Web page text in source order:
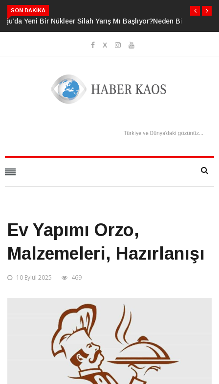
SON DAKIKA
Neden Bildiğimizden Daha Fazlasını Bildiğimizi Sanıyoruz?
Ev Yapımı Orzo,
Malzemeleri, Hazırlanışı
10 Eylül 2025 469